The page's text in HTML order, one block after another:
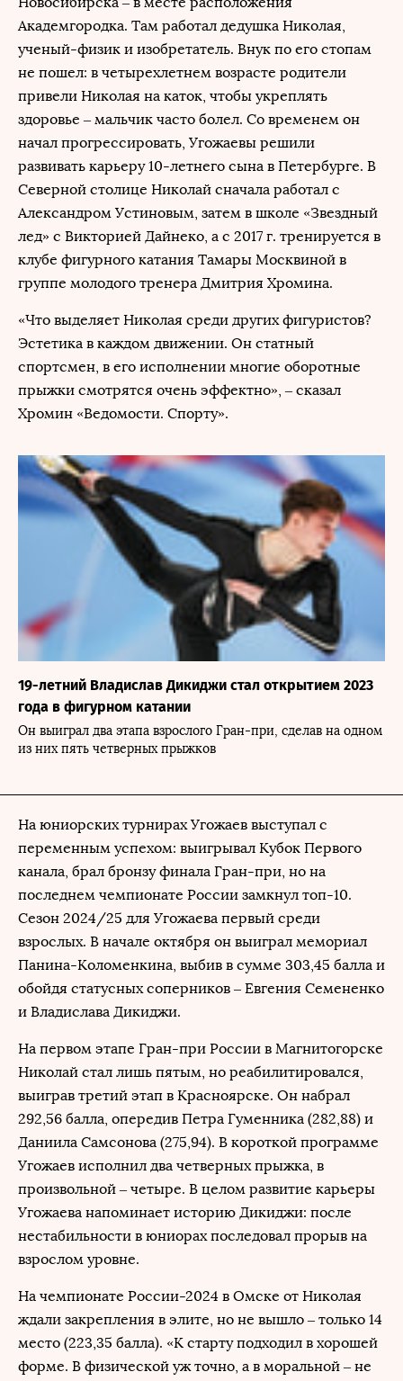
Академгородка. Там работал дедушка Николая,
ученый-физик и изобретатель. Внук по его стопам
не пошел: в четырехлетнем возрасте родители
привели Николая на каток, чтобы укреплять
здоровье – мальчик часто болел. Со временем он
начал прогрессировать, Угожаевы решили
развивать карьеру 10-летнего сына в Петербурге. В
Северной столице Николай сначала работал с
Александром Устиновым, затем в школе «Звездный
лед» с Викторией Дайнеко, а с 2017 г. тренируется в
клубе фигурного катания Тамары Москвиной в
группе молодого тренера Дмитрия Хромина.
«Что выделяет Николая среди других фигуристов?
Эстетика в каждом движении. Он статный
спортсмен, в его исполнении многие оборотные
прыжки смотрятся очень эффектно», – сказал
Хромин «Ведомости. Спорту».
19-летний Владислав Дикиджи стал открытием 2023
года в фигурном катании
Он выиграл два этапа взрослого Гран-при, сделав на одном
из них пять четверных прыжков
На юниорских турнирах Угожаев выступал с
переменным успехом: выигрывал Кубок Первого
канала, брал бронзу финала Гран-при, но на
последнем чемпионате России замкнул топ-10.
Сезон 2024/25 для Угожаева первый среди
взрослых. В начале октября он выиграл мемориал
Панина-Коломенкина, выбив в сумме 303,45 балла и
обойдя статусных соперников – Евгения Семененко
и Владислава Дикиджи.
На первом этапе Гран-при России в Магнитогорске
Николай стал лишь пятым, но реабилитировался,
выиграв третий этап в Красноярске. Он набрал
292,56 балла, опередив Петра Гуменника (282,88) и
Даниила Самсонова (275,94). В короткой программе
Угожаев исполнил два четверных прыжка, в
произвольной – четыре. В целом развитие карьеры
Угожаева напоминает историю Дикиджи: после
нестабильности в юниорах последовал прорыв на
взрослом уровне.
На чемпионате России-2024 в Омске от Николая
ждали закрепления в элите, но не вышло – только 14
место (223,35 балла). «К старту подходил в хорошей
форме. В физической уж точно, а в моральной – не